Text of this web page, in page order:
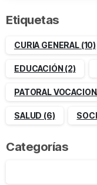
Etiquetas
CURIA GENERAL(10)
EDUCACIÓN(2)
PATORAL
SALUD (6)
Categorías